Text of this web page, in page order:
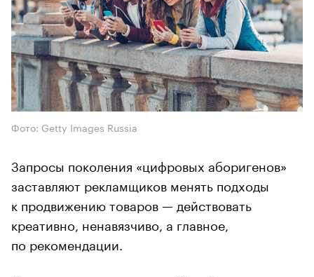
Фото: Getty Images Russia
Запросы поколения «цифровых аборигенов»
заставляют рекламщиков менять подходы
к продвижению товаров — действовать
креативно, ненавязчиво, а главное,
по рекомендации.